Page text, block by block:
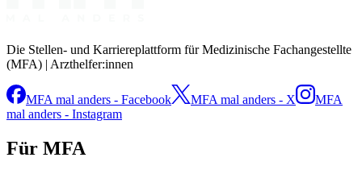
Die Stellen- und Karriereplattform für Medizinische Fachangestellte
(MFA) | Arzthelfer:innen
MFA mal anders - Facebook MFA mal anders - X
MFA
mal anders - Instagram
Für MFA